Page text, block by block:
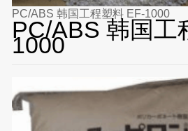
PC/ABS 韩国工程塑料 EF-1000
PC/ABS 韩国工
1000